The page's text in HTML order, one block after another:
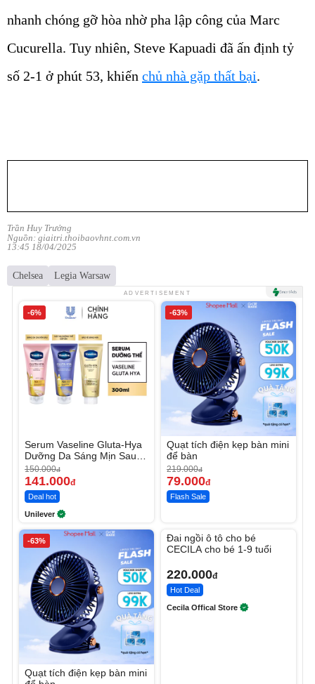
nhanh chóng gỡ hòa nhờ pha lập công của Marc
Cucurella. Tuy nhiên, Steve Kapuadi đã ấn định tỷ
số 2-1 ở phút 53, khiến chủ nhà gặp thất bại.
Trần Huy Trưởng
Nguồn: giaitri.thoibaovhnt.com.vn
13:45 18/04/2025
Chelsea Legia Warsaw
ADVERTISEMENT
-6%
Serum Vaseline Gluta-Hya
Dưỡng Da Sáng Mịn Sau 7
Ngày
150.000đ
141.000đ
Deal hot
Unilever
-63%
Quạt tích điện kẹp bàn mini
để bàn
219.000đ
79.000đ
Flash Sale
-63%
Quạt tích điện kẹp bàn mini
Đai ngồi ô tô cho bé
CECILA cho bé 1-9 tuổi
220.000đ
Hot Deal
Cecila Offical Store